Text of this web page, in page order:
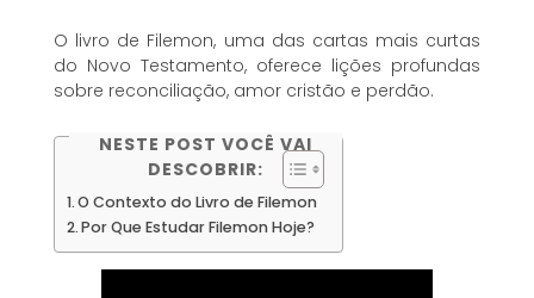
O livro de Filemon, uma das cartas mais curtas
do Novo Testamento, oferece lições profundas
sobre reconciliação, amor cristão e perdão.
NESTE POST VOCÊ VAI
DESCOBRIR:
O Contexto do Livro de Filemon
Por Que Estudar Filemon Hoje?